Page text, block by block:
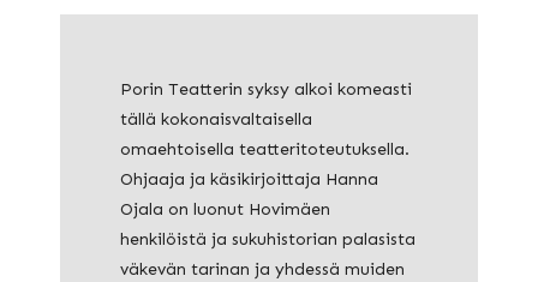
Porin Teatterin syksy alkoi komeasti
tällä kokonaisvaltaisella
omaehtoisella teatteritoteutuksella.
Ohjaaja ja käsikirjoittaja Hanna
Ojala on luonut Hovimäen
henkilöistä ja sukuhistorian palasista
väkevän tarinan ja yhdessä muiden